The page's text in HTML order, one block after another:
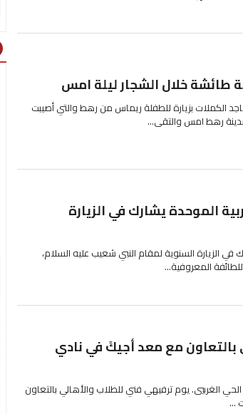
خلال الشجار ليلة امس
الكملات بزيارة للطفلة ريماس من رهط والتي أصيبت
رهط امس والتقى...
الموحدة يشارك في الزيارة
الزيارة السنوية لمقام النبي شعيب عليه السلام،
المعروفية...
بالتعاون مع معد أجيكً في نادي
الغربيي. يوم ترفيهي فني للطلاب والأهالي بالتعاون